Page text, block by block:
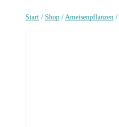
Start / Shop / Ameisenpflanzen /